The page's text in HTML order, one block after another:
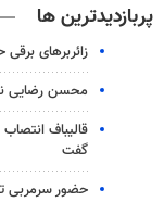
پربازدیدترین ها
زائربرهای برقی حرم مطهر
محسن رضایی
قالیباف
گفت
حضور سرمربی